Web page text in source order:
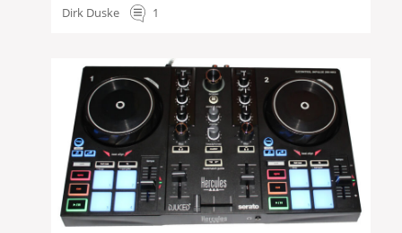
Dirk Duske 1